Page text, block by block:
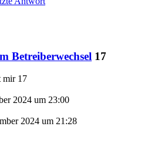
Betreiberwechsel 17
17
2024 um 23:00
2024 um 21:28